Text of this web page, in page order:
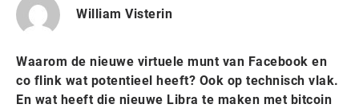
William Visterin
Waarom de nieuwe virtuele munt van Facebook en
co flink wat potentieel heeft? Ook op technisch vlak.
En wat heeft die nieuwe Libra te maken met bitcoin